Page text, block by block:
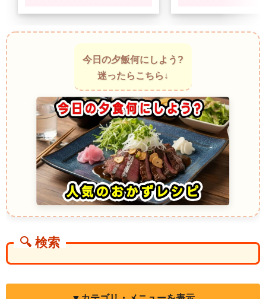
今日の夕飯何にしよう?
迷ったらこちら↓
🔍 検索